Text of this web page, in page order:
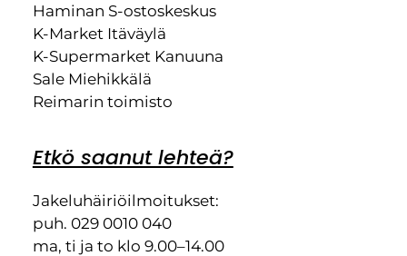
Haminan S-ostoskeskus
K-Market Itäväylä
K-Supermarket Kanuuna
Sale Miehikkälä
Reimarin toimisto
Etkö saanut lehteä?
Jakeluhäiriöilmoitukset:
puh. 029 0010 040
ma, ti ja to klo 9.00–14.00